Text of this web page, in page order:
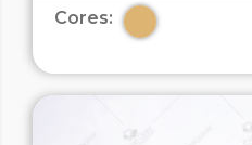
Cores: